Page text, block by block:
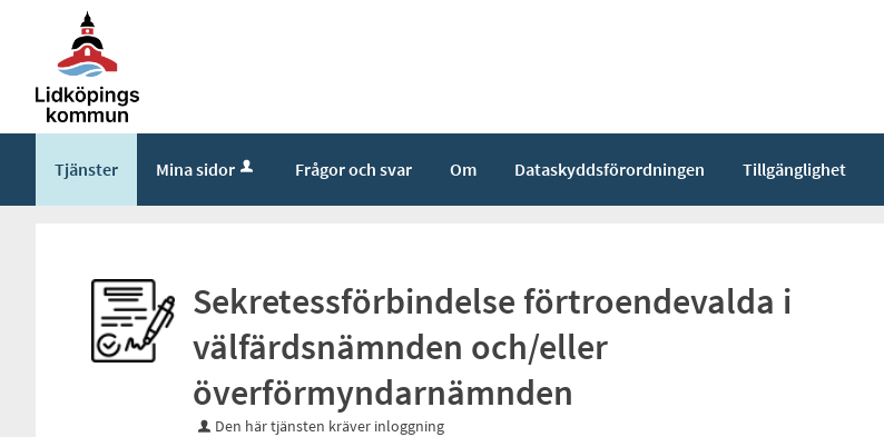
Tjänster Mina sidor Frågor och svar Om Dataskyddsförordningen Tillgänglighet
Sekretessförbindelse förtroendevalda i
välfärdsnämnden och/eller
överförmyndarnämnden
Den här tjänsten kräver inloggning